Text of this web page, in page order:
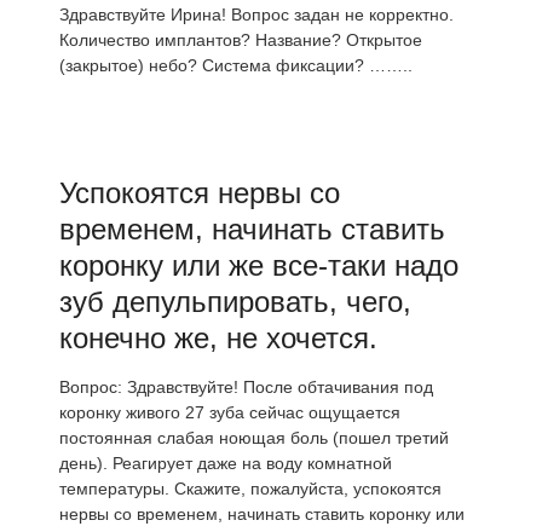
Здравствуйте Ирина! Вопрос задан не корректно.
Количество имплантов? Название? Открытое
(закрытое) небо? Система фиксации? ……..
Успокоятся нервы со
временем, начинать ставить
коронку или же все-таки надо
зуб депульпировать, чего,
конечно же, не хочется.
Вопрос: Здравствуйте! После обтачивания под
коронку живого 27 зуба сейчас ощущается
постоянная слабая ноющая боль (пошел третий
день). Реагирует даже на воду комнатной
температуры. Скажите, пожалуйста, успокоятся
нервы со временем, начинать ставить коронку или